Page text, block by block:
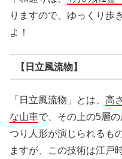
りますので、ゆっくり歩
よ！
【日立風流物】
「日立風流物」とは、 高
な山車で、その上の5層
つり人形が演じられるも
ますが、この技術は江戸